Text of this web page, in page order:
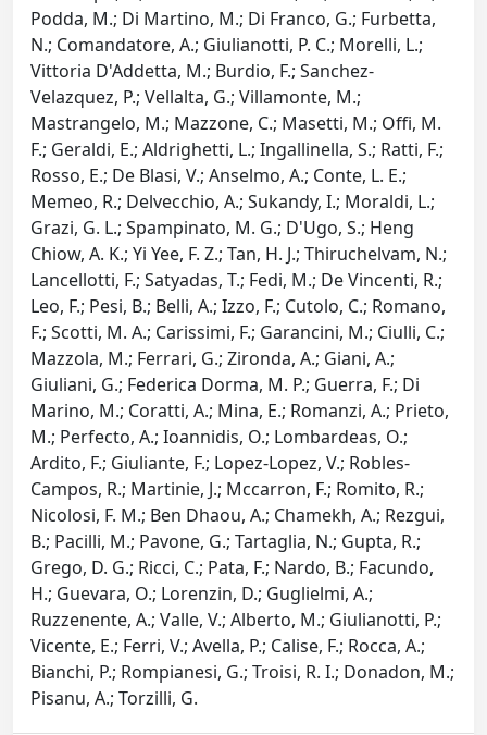
Podda, M.; Di Martino, M.; Di Franco, G.; Furbetta,
N.; Comandatore, A.; Giulianotti, P. C.; Morelli, L.;
Vittoria D'Addetta, M.; Burdio, F.; Sanchez-
Velazquez, P.; Vellalta, G.; Villamonte, M.;
Mastrangelo, M.; Mazzone, C.; Masetti, M.; Offi, M.
F.; Geraldi, E.; Aldrighetti, L.; Ingallinella, S.; Ratti, F.;
Rosso, E.; De Blasi, V.; Anselmo, A.; Conte, L. E.;
Memeo, R.; Delvecchio, A.; Sukandy, I.; Moraldi, L.;
Grazi, G. L.; Spampinato, M. G.; D'Ugo, S.; Heng
Chiow, A. K.; Yi Yee, F. Z.; Tan, H. J.; Thiruchelvam, N.;
Lancellotti, F.; Satyadas, T.; Fedi, M.; De Vincenti, R.;
Leo, F.; Pesi, B.; Belli, A.; Izzo, F.; Cutolo, C.; Romano,
F.; Scotti, M. A.; Carissimi, F.; Garancini, M.; Ciulli, C.;
Mazzola, M.; Ferrari, G.; Zironda, A.; Giani, A.;
Giuliani, G.; Federica Dorma, M. P.; Guerra, F.; Di
Marino, M.; Coratti, A.; Mina, E.; Romanzi, A.; Prieto,
M.; Perfecto, A.; Ioannidis, O.; Lombardeas, O.;
Ardito, F.; Giuliante, F.; Lopez-Lopez, V.; Robles-
Campos, R.; Martinie, J.; Mccarron, F.; Romito, R.;
Nicolosi, F. M.; Ben Dhaou, A.; Chamekh, A.; Rezgui,
B.; Pacilli, M.; Pavone, G.; Tartaglia, N.; Gupta, R.;
Grego, D. G.; Ricci, C.; Pata, F.; Nardo, B.; Facundo,
H.; Guevara, O.; Lorenzin, D.; Guglielmi, A.;
Ruzzenente, A.; Valle, V.; Alberto, M.; Giulianotti, P.;
Vicente, E.; Ferri, V.; Avella, P.; Calise, F.; Rocca, A.;
Bianchi, P.; Rompianesi, G.; Troisi, R. I.; Donadon, M.;
Pisanu, A.; Torzilli, G.